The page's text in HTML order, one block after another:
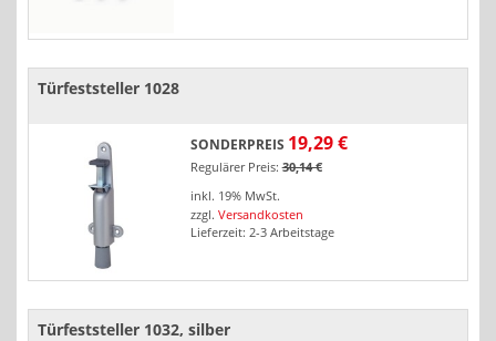
Türfeststeller 1028
SONDERPREIS 19,29 €
Regulärer Preis: 30,14 €
inkl. 19% MwSt.
zzgl. Versandkosten
Lieferzeit: 2-3 Arbeitstage
Türfeststeller 1032, silber